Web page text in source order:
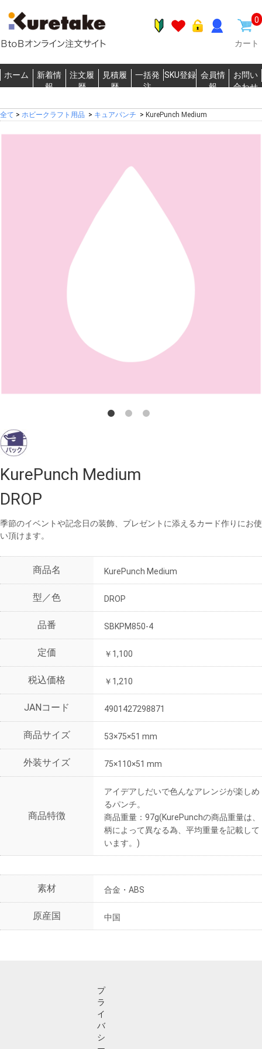
0
カート
ホーム
新着情
報
注文履
歴
見積履
歴
一括発
注
SKU登録 会員情
報
お問い
合わせ
全て > ホビークラフト用品 > キュアパンチ > KurePunch Medium
KurePunch Medium
DROP
季節のイベントや記念日の装飾、プレゼントに添えるカード作りにお使
い頂けます。
商品名 KurePunch Medium
型／色 DROP
品番 SBKPM850-4
定価 ￥1,100
税込価格 ￥1,210
JANコード 4901427298871
商品サイズ 53×75×51 mm
外装サイズ 75×110×51 mm
商品特徴
アイデアしだいで色んなアレンジが楽しめ
るパンチ。
商品重量：97g(KurePunchの商品重量は、
柄によって異なる為、平均重量を記載して
います。)
素材 合金・ABS
原産国 中国
プ
ラ
イ
バ
シ